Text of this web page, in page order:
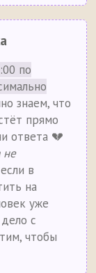
по
знаем, что
прямо
ответа 💔
не
в
на
уже
с
чтобы